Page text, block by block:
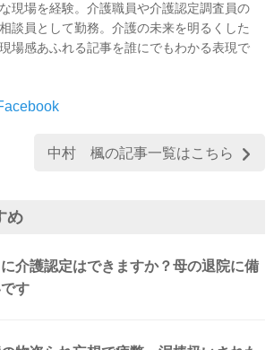
現場を経験。介護職員や介護認定調査員の
談員として勤務。介護の未来を明るくした
場感あふれる記事を誰にでもわかる表現で
中村 楓の記事一覧はこちら
め
介護認定はできますか？母の退院に備
す